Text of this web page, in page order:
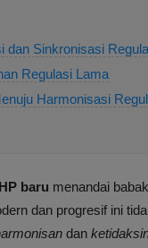
dan Sinkronisasi
Regulasi Lama
Harmonisasi
baru menandai
dan progresif ini
dan